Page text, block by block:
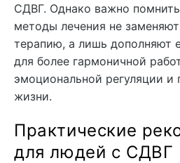
СДВГ. Однако важно
методы лечения не
терапию, а лишь дополняют
для более гармоничной
эмоциональной регуляции и
жизни.
Практические
для людей с СДВГ